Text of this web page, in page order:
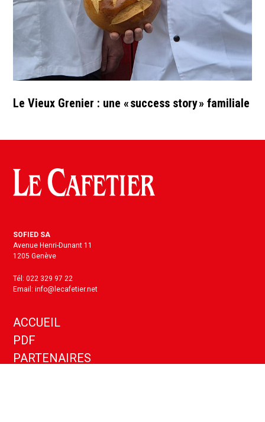
Le Vieux Grenier : une « success story » familiale
SOFIED SA
Avenue Henri-Dunant 11
1205 Genève
Tél: 022 329 97 22
Email: info@lecafetier.net
ACCUEIL
PDF
PARTENAIRES